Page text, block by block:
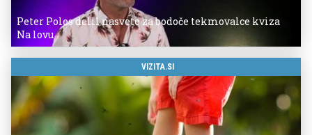
Peter Poles delil nasvete za bodoče tekmovalce kviza
Na lovu
VIZITA.SI